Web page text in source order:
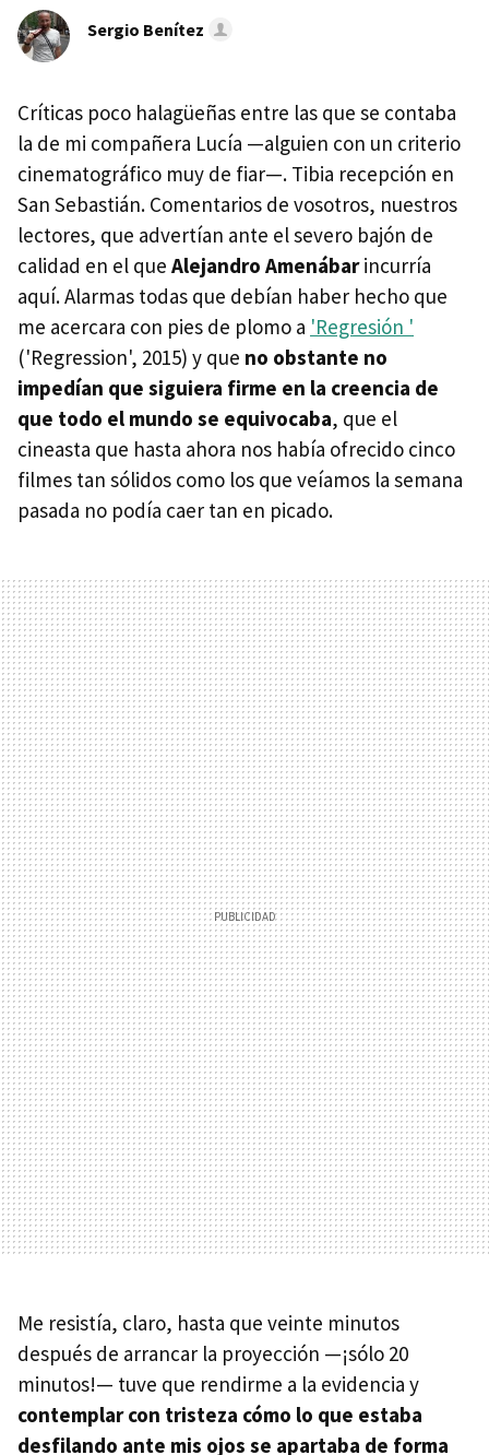
Sergio Benítez
Críticas poco halagüeñas entre las que se contaba
la de mi compañera Lucía —alguien con un criterio
cinematográfico muy de fiar—. Tibia recepción en
San Sebastián. Comentarios de vosotros, nuestros
lectores, que advertían ante el severo bajón de
calidad en el que Alejandro Amenábarincurría
aquí. Alarmas todas que debían haber hecho que
me acercara con pies de plomo a 'Regresión '
('Regression', 2015) y que no obstante no
impedían que siguiera firme en la creencia de
que todo el mundo se equivocaba, que el
cineasta que hasta ahora nos había ofrecido cinco
filmes tan sólidos como los que veíamos la semana
pasada no podía caer tan en picado.
Me resistía, claro, hasta que veinte minutos
después de arrancar la proyección —¡sólo 20
minutos!— tuve que rendirme a la evidencia y
contemplar con tristeza cómo lo que estaba
desfilando ante mis ojos se apartaba de forma